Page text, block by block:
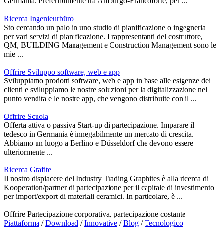
Ricerca Ingenieurbüro
Sto cercando un palo in uno studio di pianificazione o ingegneria
per vari servizi di pianificazione. I rappresentanti del costruttore,
QM, BUILDING Management e Construction Management sono le
mie ...
Offrire Sviluppo software, web e app
Sviluppiamo prodotti software, web e app in base alle esigenze dei
clienti e sviluppiamo le nostre soluzioni per la digitalizzazione nel
punto vendita e le nostre app, che vengono distribuite con il ...
Offrire Scuola
Offerta attiva o passiva Start-up di partecipazione. Imparare il
tedesco in Germania è innegabilmente un mercato di crescita.
Abbiamo un luogo a Berlino e Düsseldorf che devono essere
ulteriormente ...
Ricerca Grafite
Il nostro dispiacere del Industry Trading Graphites è alla ricerca di
Kooperation/partner di partecipazione per il capitale di investimento
per import/export di materiali ceramici. In particolare, è ...
Offrire Partecipazione corporativa, partecipazione costante
Piattaforma /Download /Innovative /Blog /Tecnologico